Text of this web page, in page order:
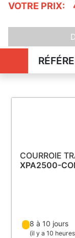
VOTRE PRIX:
COURROIE
XPA2500-
8 à 10 jours
(il y a 10 heures